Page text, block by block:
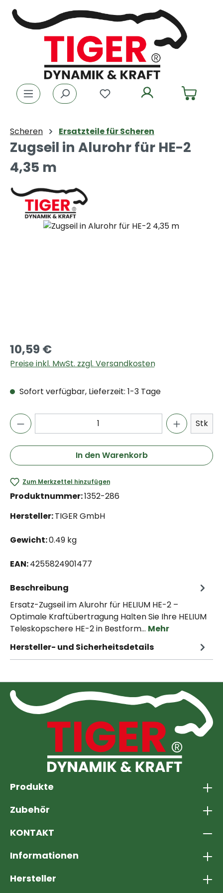
Zum Hauptinhalt springen
Du hast 0 Produkte auf
Scheren Ersatzteile für Scheren
Zugseil in Alurohr für HE-2
4,35 m
Bildergalerie überspringen
10,59 €
Preise inkl. MwSt. zzgl. Versandkosten
Sofort verfügbar, Lieferzeit: 1-3 Tage
Stk
In den Warenkorb
Zum Merkzettel hinzufügen
Produktnummer:1352-286
Hersteller:TIGER GmbH
Gewicht:0.49 kg
EAN:4255824901477
Beschreibung
Ersatz-Zugseil im Alurohr für HELIUM HE-2 –
Optimale Kraftübertragung Halten Sie Ihre HELIUM
Teleskopschere HE-2 in Bestform… Mehr
Hersteller- und Sicherheitsdetails
Produkte
Zubehör
KONTAKT
Informationen
Hersteller